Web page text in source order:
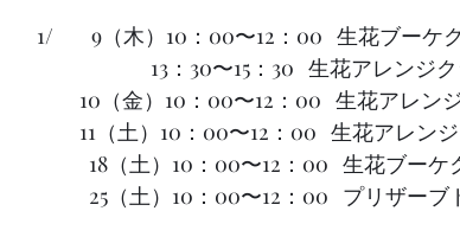
1/        9（木）10：00〜12：00   生花ブーケ
13：30〜15：30   生花アレンジク
10（金）10：00〜12：00   生花アレン
11（土）10：00〜12：00   生花アレン
18（土）10：00〜12：00   生花ブーケ
25（土）10：00〜12：00   プリザーブ